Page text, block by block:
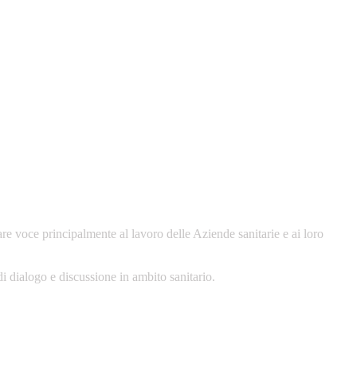
voce principalmente al lavoro delle Aziende sanitarie e ai loro
dialogo e discussione in ambito sanitario.